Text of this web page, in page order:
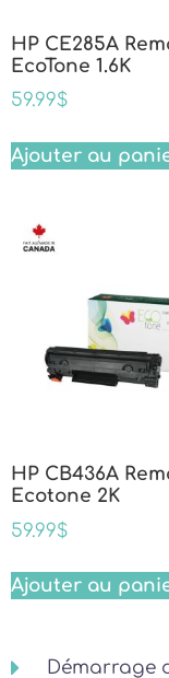
HP CE285A
EcoTone 1.6K
59.99$
Ajouter au
HP CB436A
Ecotone 2K
59.99$
Ajouter au
Démarrage